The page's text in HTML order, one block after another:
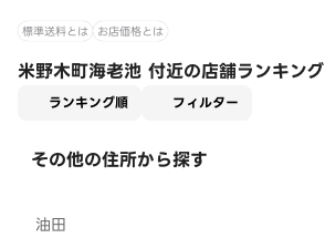
標準送料とは お店価格とは
米野木町海老池 付近の店舗ランキング
ランキング順 フィルター
その他の住所から探す
油田